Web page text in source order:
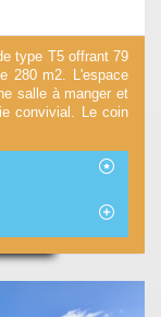
type T5 offrant 79
280 m2. L'espace
salle à manger et
convivial. Le coin